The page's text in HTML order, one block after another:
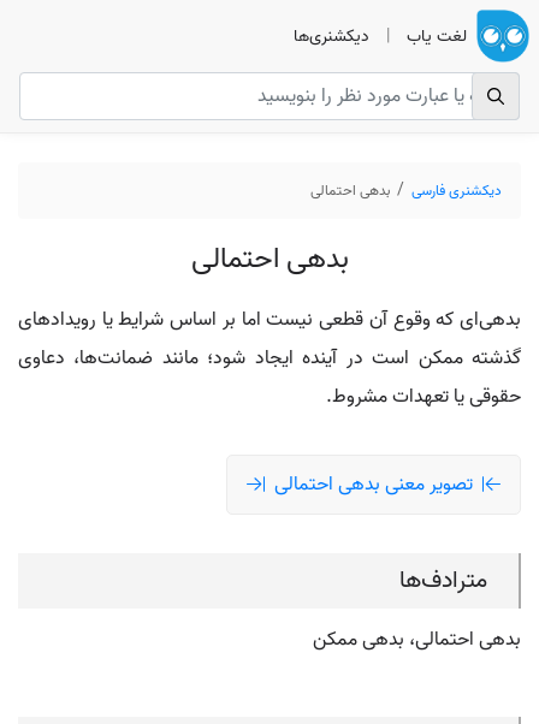
لغت یاب | دیکشنری‌ها
دیکشنری فارسی بدهی احتمالی
بدهی احتمالی
بدهی‌ای که وقوع آن قطعی نیست اما بر اساس شرایط یا رویدادهای
گذشته ممکن است در آینده ایجاد شود؛ مانند ضمانت‌ها، دعاوی
حقوقی یا تعهدات مشروط.
تصویر معنی بدهی احتمالی
مترادف‌ها
بدهی احتمالی، بدهی ممکن